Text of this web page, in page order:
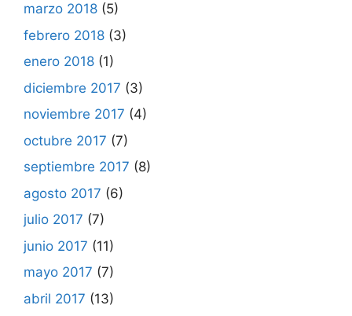
marzo 2018 (5)
febrero 2018 (3)
enero 2018 (1)
diciembre 2017 (3)
noviembre 2017 (4)
octubre 2017 (7)
septiembre 2017 (8)
agosto 2017 (6)
julio 2017 (7)
junio 2017 (11)
mayo 2017 (7)
abril 2017 (13)